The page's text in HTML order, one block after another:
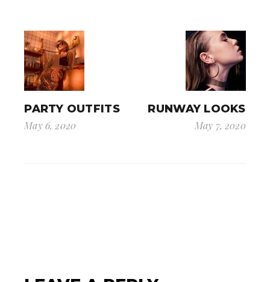
PARTY OUTFITS
May 6, 2020
RUNWAY LOOKS
May 7, 2020